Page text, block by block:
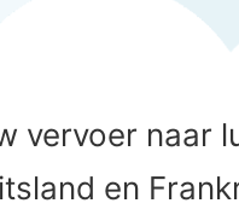
vervoer naar
en